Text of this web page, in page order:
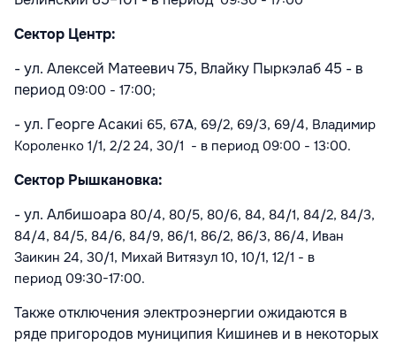
Сектор Центр:
- ул. Алексей Матеевич 75, Влайку Пыркэлаб 45 - в
период 09:00 - 17:00;
- ул. Георге Асакиi 65, 67A, 69/2, 69/3, 69/4, Владимир
Короленко 1/1, 2/2 24, 30/1 - в период 09:00 - 13:00.
Сектор Рышкановка:
- ул. Албишоара 80/4, 80/5, 80/6, 84, 84/1, 84/2, 84/3,
84/4, 84/5, 84/6, 84/9, 86/1, 86/2, 86/3, 86/4, Иван
Заикин 24, 30/1, Михай Витязул 10, 10/1, 12/1 - в
период 09:30-17:00.
Также отключения электроэнергии ожидаются в
ряде пригородов муниципия Кишинев и в некоторых